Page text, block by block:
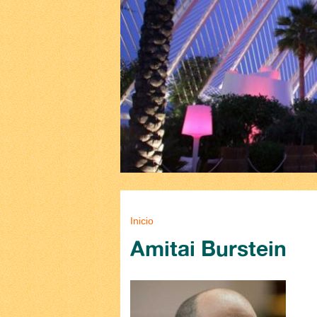
Se encuentra usted
Inicio
Amitai Burstein